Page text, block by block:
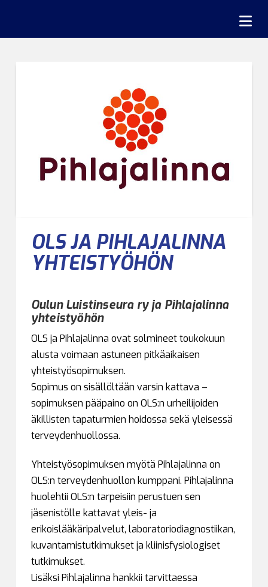
OLS JA PIHLAJALINNA
YHTEISTYÖHÖN
Oulun Luistinseura ry ja Pihlajalinna
yhteistyöhön
OLS ja Pihlajalinna ovat solmineet toukokuun
alusta voimaan astuneen pitkäaikaisen
yhteistyösopimuksen.
Sopimus on sisällöltään varsin kattava –
sopimuksen pääpaino on OLS:n urheilijoiden
äkillisten tapaturmien hoidossa sekä yleisessä
terveydenhuollossa.
Yhteistyösopimuksen myötä Pihlajalinna on
OLS:n terveydenhuollon kumppani. Pihlajalinna
huolehtii OLS:n tarpeisiin perustuen sen
jäsenistölle kattavat yleis- ja
erikoislääkäripalvelut, laboratoriodiagnostiikan,
kuvantamistutkimukset ja kliinisfysiologiset
tutkimukset.
Lisäksi Pihlajalinna hankkii tarvittaessa